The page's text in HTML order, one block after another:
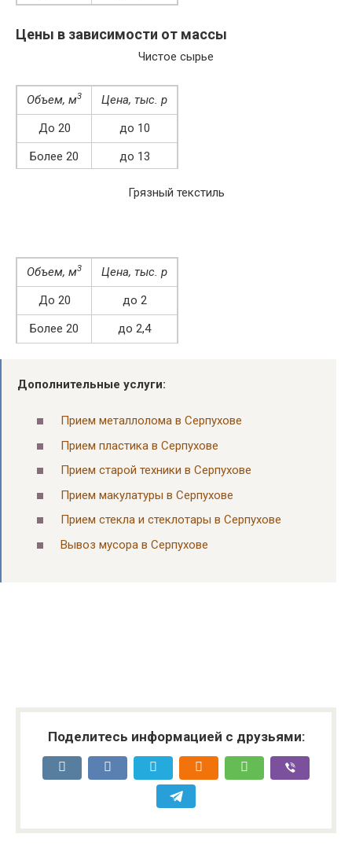
Цены в зависимости от массы
Чистое сырье
Объем, м3
Цена, тыс. р
До 20
до 10
Более 20
до 13
Грязный текстиль
Объем, м3
Цена, тыс. р
До 20
до 2
Более 20
до 2,4
Дополнительные услуги:
Прием металлолома в Серпухове
Прием пластика в Серпухове
Прием старой техники в Серпухове
Прием макулатуры в Серпухове
Прием стекла и стеклотары в Серпухове
Вывоз мусора в Серпухове
Поделитесь информацией с друзьями: